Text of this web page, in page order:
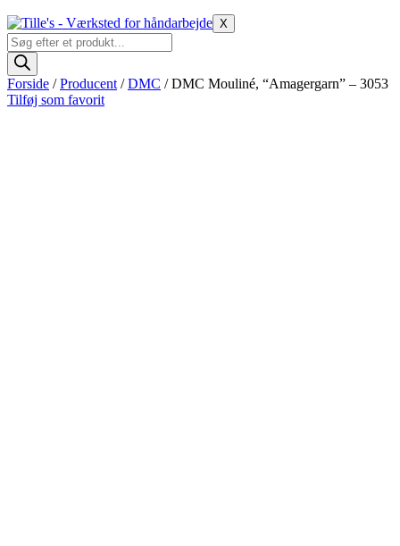
X
Products
search
Forside /Producent /DMC / DMC Mouliné, “Amagergarn” – 3053
Tilføj som favorit